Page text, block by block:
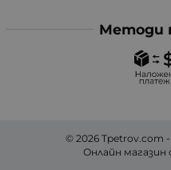
Методи
© 2026 Tpetrov.com
Онлайн магазин